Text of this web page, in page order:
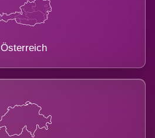
Österreich